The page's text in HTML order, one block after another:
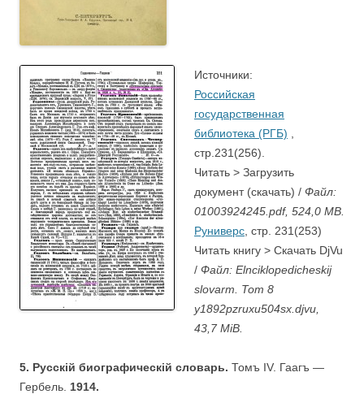
Источники:
Российская
государственная
библиотека (РГБ)
стр.231(256).
Читать > Загрузить
документ (скачать) / Файл:
01003924245.pdf, 524,0 MB.
Руниверс , стр. 231(253)
Читать книгу > Скачать DjVu
/ Файл: Elnciklopedicheskij
slovarm. Tom 8
y1892pzruxu504sx.djvu,
43,7 MiB.
5. Русскiй биографическiй словарь. Томъ IV. Гаагъ —
Гербель. 1914.